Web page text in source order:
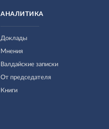
АНАЛИТИКА
Доклады
Мнения
Валдайские записки
От председателя
Книги